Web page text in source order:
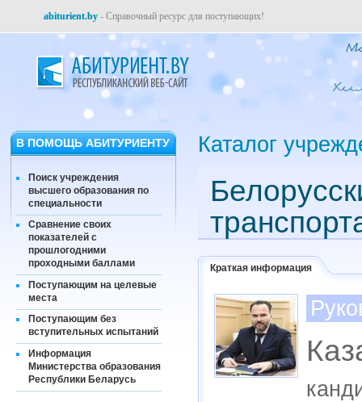
abiturient.by - Справочный ресурс для поступающих!
В ПОМОЩЬ АБИТУРИЕНТУ
Поиск учреждения
высшего образования по
специальности
Сравнение своих
показателей с
прошлогодними
проходными баллами
Поступающим на целевые
места
Поступающим без
вступительных испытаний
Информация
Министерства образования
Республики Беларусь
Каталог
Краткая информация